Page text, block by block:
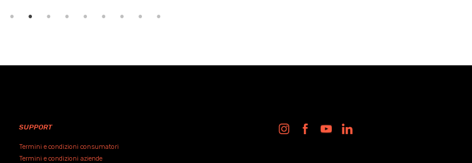
SUPPORT
Termini e condizioni consumatori
Termini e condizioni aziende